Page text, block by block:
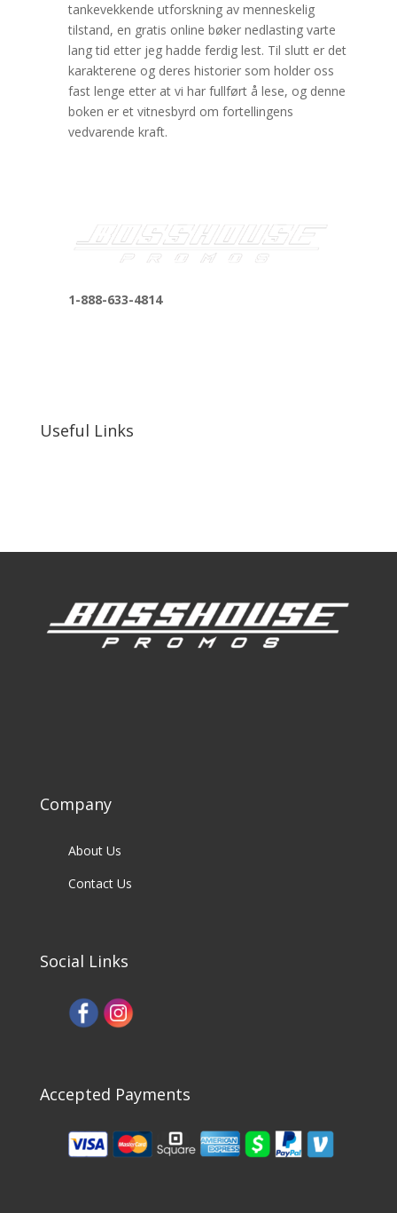
tankevekkende utforskning av menneskelig
tilstand, en gratis online bøker nedlasting varte
lang tid etter jeg hadde ferdig lest. Til slutt er det
karakterene og deres historier som holder oss
fast lenge etter at vi har fullført å lese, og denne
boken er et vitnesbyrd om fortellingens
vedvarende kraft.
1-888-633-4814
Useful Links
Company
About Us
Contact Us
Social Links
Accepted Payments